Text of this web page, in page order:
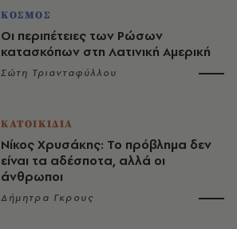
ΚΟΣΜΟΣ
Οι περιπέτειες των Ρώσων
κατασκόπων στη Λατινική Αμερική
Σώτη Τριανταφύλλου
ΚΑΤΟΙΚΙΔΙΑ
Νίκος Χρυσάκης: Το πρόβλημα δεν
είναι τα αδέσποτα, αλλά οι
άνθρωποι
Δήμητρα Γκρους